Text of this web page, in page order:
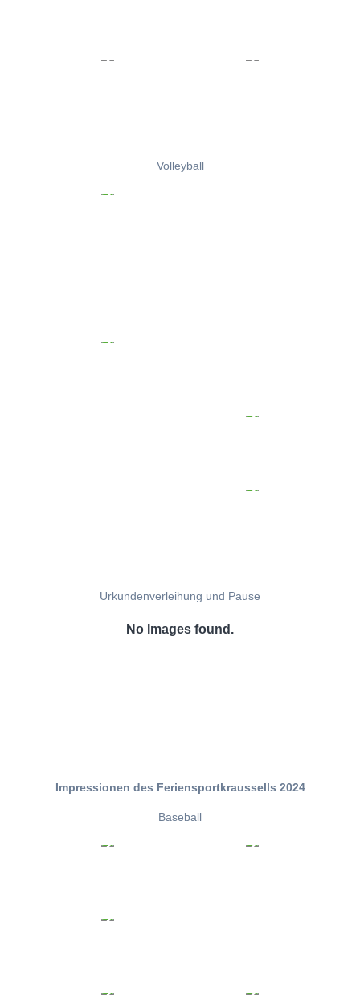
Volleyball
Urkundenverleihung und Pause
No Images found.
Impressionen des Feriensportkraussells 2024
Baseball